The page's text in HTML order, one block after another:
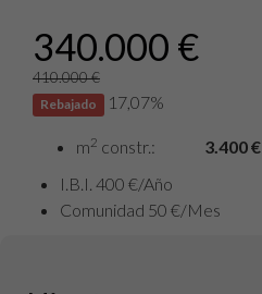
340.000 €
410.000 €
Rebajado 17,07%
m2 constr.:
3.400 €
I.B.I. 400 €/Año
Comunidad 50 €/Mes